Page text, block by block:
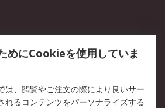
めにCookieを使用していま
は、閲覧やご注文の際により良いサー
れるコンテンツをパーソナライズする